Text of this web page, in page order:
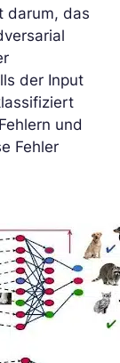
darum, das
der Input
und
Fehler